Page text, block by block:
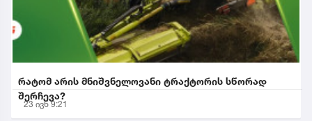
რატომ არის მნიშვნელოვანი ტრაქტორის სწორად
შერჩევა?
23 ივნ 9:21